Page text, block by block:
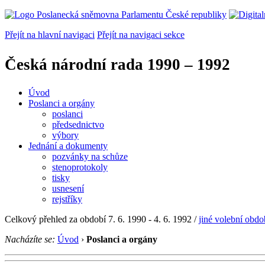
Přejít na hlavní navigaci Přejít na navigaci sekce
Česká národní rada 1990 – 1992
Úvod
Poslanci a orgány
poslanci
předsednictvo
výbory
Jednání a dokumenty
pozvánky na schůze
stenoprotokoly
tisky
usnesení
rejstříky
Celkový přehled za období 7. 6. 1990 - 4. 6. 1992 /jiné volební
Nacházíte se: Úvod › Poslanci a orgány